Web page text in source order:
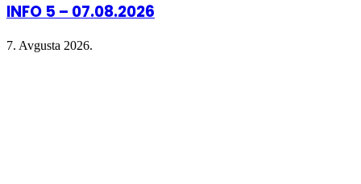
INFO 5 – 07.08.2026
7. Avgusta 2026.